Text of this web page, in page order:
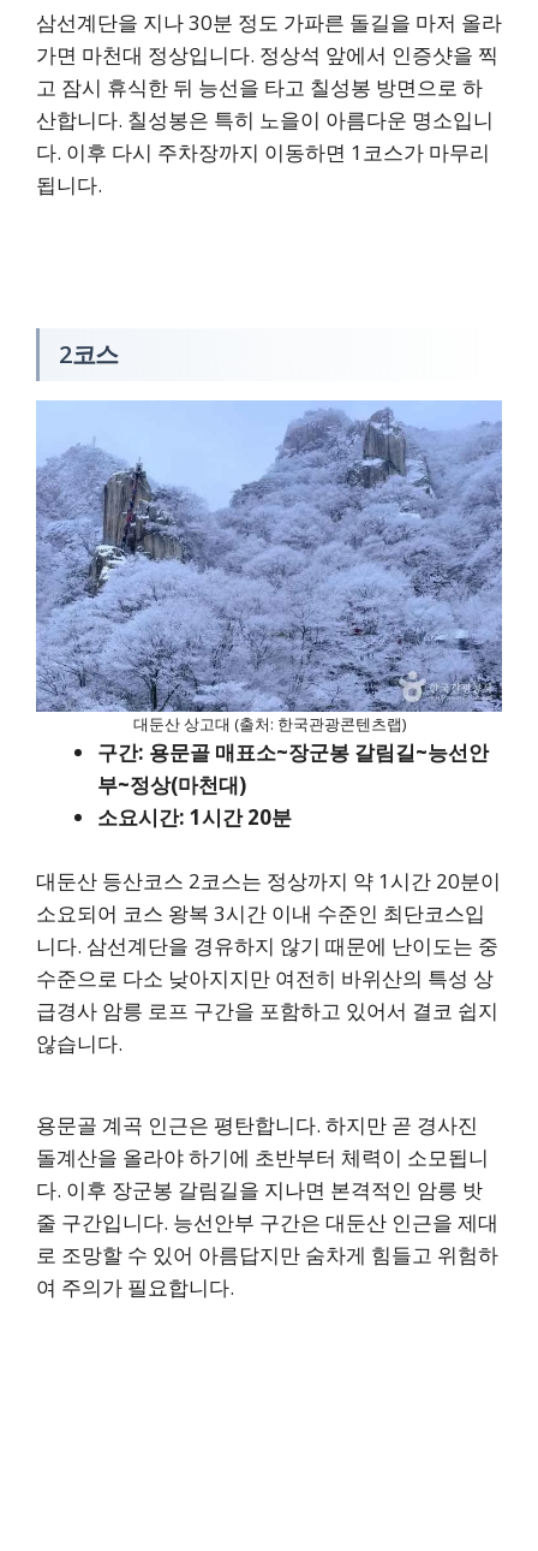
삼선계단을 지나 30분 정도 가파른 돌길을 마저 올라
가면 마천대 정상입니다. 정상석 앞에서 인증샷을 찍
고 잠시 휴식한 뒤 능선을 타고 칠성봉 방면으로 하
산합니다. 칠성봉은 특히 노을이 아름다운 명소입니
다. 이후 다시 주차장까지 이동하면 1코스가 마무리
됩니다.
2코스
대둔산 상고대 (출처: 한국관광콘텐츠랩)
구간: 용문골 매표소~장군봉 갈림길~능선안
부~정상(마천대)
소요시간: 1시간 20분
대둔산 등산코스 2코스는 정상까지 약 1시간 20분이
소요되어 코스 왕복 3시간 이내 수준인 최단코스입
니다. 삼선계단을 경유하지 않기 때문에 난이도는 중
수준으로 다소 낮아지지만 여전히 바위산의 특성 상
급경사 암릉 로프 구간을 포함하고 있어서 결코 쉽지
않습니다.
용문골 계곡 인근은 평탄합니다. 하지만 곧 경사진
돌계산을 올라야 하기에 초반부터 체력이 소모됩니
다. 이후 장군봉 갈림길을 지나면 본격적인 암릉 밧
줄 구간입니다. 능선안부 구간은 대둔산 인근을 제대
로 조망할 수 있어 아름답지만 숨차게 힘들고 위험하
여 주의가 필요합니다.